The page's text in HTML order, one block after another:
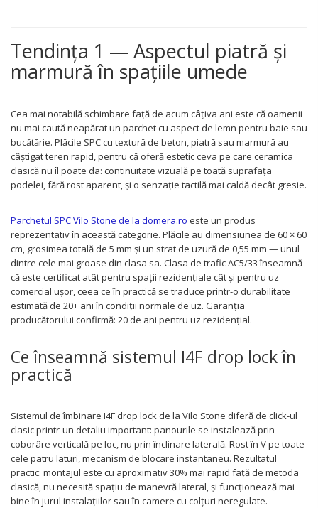
Tendința 1 — Aspectul piatră și
marmură în spațiile umede
Cea mai notabilă schimbare față de acum câțiva ani este că oamenii
nu mai caută neapărat un parchet cu aspect de lemn pentru baie sau
bucătărie. Plăcile SPC cu textură de beton, piatră sau marmură au
câștigat teren rapid, pentru că oferă estetic ceva pe care ceramica
clasică nu îl poate da: continuitate vizuală pe toată suprafața
podelei, fără rost aparent, și o senzație tactilă mai caldă decât gresie.
Parchetul SPC Vilo Stone de la domera.ro este un produs
reprezentativ în această categorie. Plăcile au dimensiunea de 60 × 60
cm, grosimea totală de 5 mm și un strat de uzură de 0,55 mm — unul
dintre cele mai groase din clasa sa. Clasa de trafic AC5/33 înseamnă
că este certificat atât pentru spații rezidențiale cât și pentru uz
comercial ușor, ceea ce în practică se traduce printr-o durabilitate
estimată de 20+ ani în condiții normale de uz. Garanția
producătorului confirmă: 20 de ani pentru uz rezidențial.
Ce înseamnă sistemul I4F drop lock în
practică
Sistemul de îmbinare I4F drop lock de la Vilo Stone diferă de click-ul
clasic printr-un detaliu important: panourile se instalează prin
coborâre verticală pe loc, nu prin înclinare laterală. Rost în V pe toate
cele patru laturi, mecanism de blocare instantaneu. Rezultatul
practic: montajul este cu aproximativ 30% mai rapid față de metoda
clasică, nu necesită spațiu de manevră lateral, și funcționează mai
bine în jurul instalațiilor sau în camere cu colțuri neregulate.